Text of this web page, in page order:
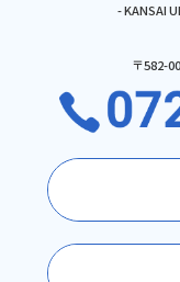
- KANSAI
〒582-